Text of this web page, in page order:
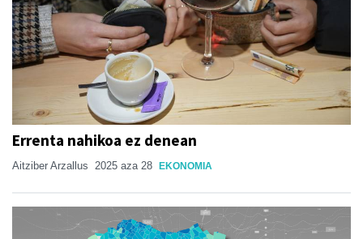
Errenta nahikoa ez denean
Aitziber Arzallus 2025 aza 28 EKONOMIA